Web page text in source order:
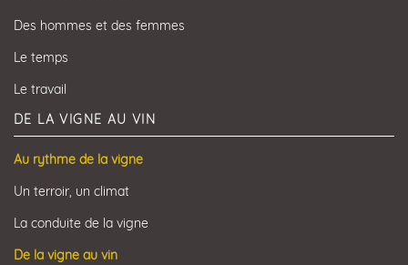
Des hommes et des femmes
Le temps
Le travail
DE LA VIGNE AU VIN
Au rythme de la vigne
Un terroir, un climat
La conduite de la vigne
De la vigne au vin